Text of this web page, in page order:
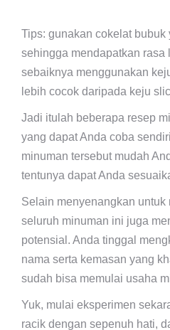
Tips: gunakan cokelat
sehingga mendapatkan rasa
sebaiknya menggunakan
lebih cocok daripada keju
Jadi itulah beberapa resep
yang dapat Anda coba
minuman tersebut mudah
tentunya dapat Anda
Selain menyenangkan untuk
seluruh minuman ini juga
potensial. Anda tinggal
nama serta kemasan yang
sudah bisa memulai usaha
Yuk, mulai eksperimen
racik dengan sepenuh hati,